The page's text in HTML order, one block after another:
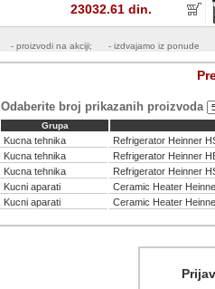
23032.61 din.
- proizvodi na akciji; - izdvajamo iz ponude
Odaberite broj prikazanih proizvoda
Grupa
Kucna tehnika
Refrigerator Heinner
Kucna tehnika
Refrigerator Heinner
Kucna tehnika
Refrigerator Heinner
Kucni aparati
Ceramic Heater
Kucni aparati
Ceramic Heater